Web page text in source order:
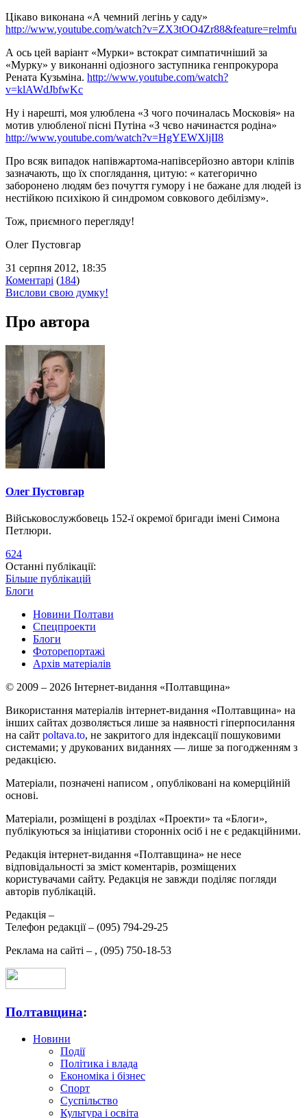
Цікаво виконана «А чемний легінь у саду»
http://www.youtube.com/watch?v=ZX3tOO4Zr88&feature=relmfu
А ось цей варіант «Мурки» встократ симпатичніший за
«Мурку» у виконанні одіозного заступника генпрокурора
Рената Кузьміна. http://www.youtube.com/watch?
v=klAWdJbfwKc
Ну і нарешті, моя улюблена «З чого починалась Московія» на
мотив улюбленої пісні Путіна «З чєво начинаєтся родіна»
http://www.youtube.com/watch?v=HgYEWXljII8
Про всяк випадок напівжартома-напівсерйозно автори кліпів
зазначають, що їх споглядання, цитую: « категорично
заборонено людям без почуття гумору і не бажане для людей із
нестійкою психікою й синдромом совкового дебілізму».
Тож, приємного перегляду!
Олег Пустовгар
31 серпня 2012, 18:35
Коментарі (184)
Вислови свою думку!
Про автора
Олег Пустовгар
Військовослужбовець 152-ї окремої бригади імені Симона
Петлюри.
624
Останні публікації:
Більше публікацій
Блоги
Новини Полтави
Спецпроекти
Блоги
Фоторепортажі
Архів матеріалів
© 2009 – 2026 Інтернет-видання «Полтавщина»
Використання матеріалів інтернет-видання «Полтавщина» на
інших сайтах дозволяється лише за наявності гіперпосилання
на сайт poltava.to, не закритого для індексації пошуковими
системами; у друкованих виданнях — лише за погодженням з
редакцією.
Матеріали, позначені написом , опубліковані на комерційній
основі.
Матеріали, розміщені в розділах «Проекти» та «Блоги»,
публікуються за ініціативи сторонніх осіб і не є редакційними.
Редакція інтернет-видання «Полтавщина» не несе
відповідальності за зміст коментарів, розміщених
користувачами сайту. Редакція не завжди поділяє погляди
авторів публікацій.
Редакція –
Телефон редакції – (095) 794-29-25
Реклама на сайті – , (095) 750-18-53
Полтавщина:
Новини
Події
Політика і влада
Економіка і бізнес
Спорт
Суспільство
Культура і освіта